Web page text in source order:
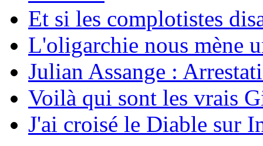
Et si les complotistes
L'oligarchie nous mène
Julian Assange :
Voilà qui sont les vrais
J'ai croisé le Diable sur